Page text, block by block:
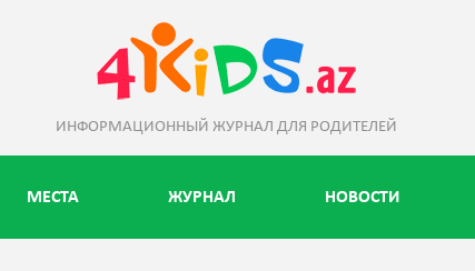
ИНФОРМАЦИОННЫЙ ЖУРНАЛ ДЛЯ РОДИТЕЛЕЙ
МЕСТА ЖУРНАЛ НОВОСТИ